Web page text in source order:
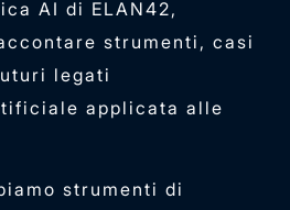
AI di ELAN42,
strumenti, casi
legati
applicata alle
strumenti di